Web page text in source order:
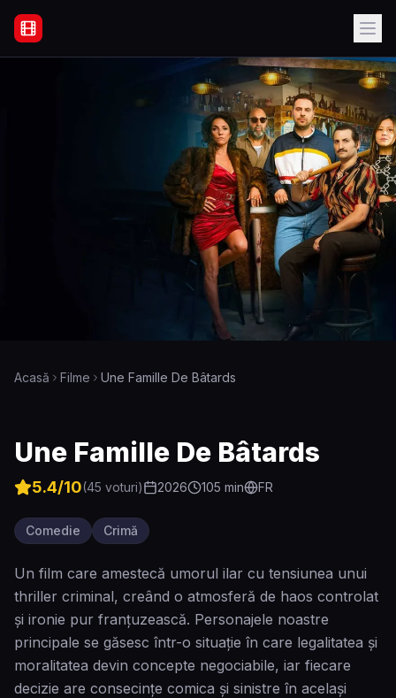
Filme Online Subtitrate - Acasă
Acasă Filme Une Famille De Bâtards
Une Famille De Bâtards
5.4/10(45 voturi) 2026 105 min FR
Comedie Crimă
Un film care amestecă umorul ilar cu tensiunea unui
thriller criminal, creând o atmosferă de haos controlat
și ironie pur franțuzească. Personajele noastre
principale se găsesc într-o situație în care legalitatea și
moralitatea devin concepte negociabile, iar fiecare
decizie are consecințe comica și sinistre în același